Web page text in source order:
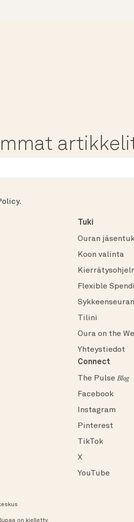
.
Tuki
Ouran
Koon valinta
Flexible
Tilini
Oura on the
Yhteystiedot
Connect
The PulseBlog
Facebook
Instagram
Pinterest
TikTok
X
YouTube
on kielletty.